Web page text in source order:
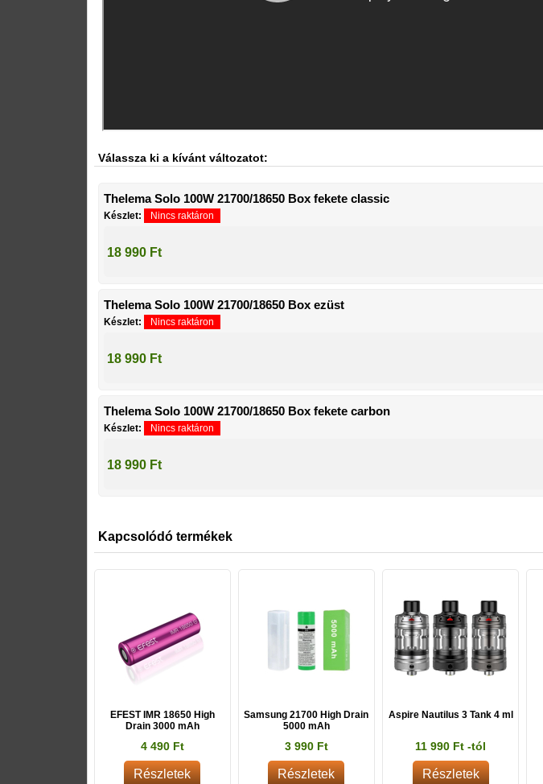
Válassza ki a kívánt változatot:
Thelema Solo 100W 21700/18650 Box fekete classic
Készlet: Nincs raktáron
18 990 Ft
Thelema Solo 100W 21700/18650 Box ezüst
Készlet: Nincs raktáron
18 990 Ft
Thelema Solo 100W 21700/18650 Box fekete carbon
Készlet: Nincs raktáron
18 990 Ft
Kapcsolódó termékek
EFEST IMR 18650 High
Drain 3000 mAh
4 490 Ft
Részletek
Samsung 21700 High Drain
5000 mAh
3 990 Ft
Részletek
Aspire Nautilus 3 Tank 4 ml
11 990 Ft -tól
Részletek